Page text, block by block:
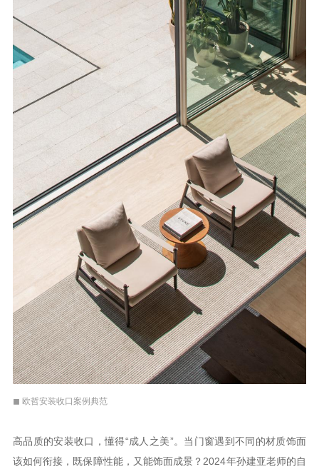
◼ 欧哲安装收口案例典范
高品质的安装收口，懂得“成人之美”。当门窗遇到不同的材质饰面
该如何衔接，既保障性能，又能饰面成景？2024年孙建亚老师的自